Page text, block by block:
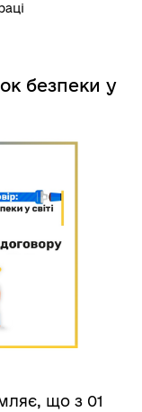
безпеки у
що з 01